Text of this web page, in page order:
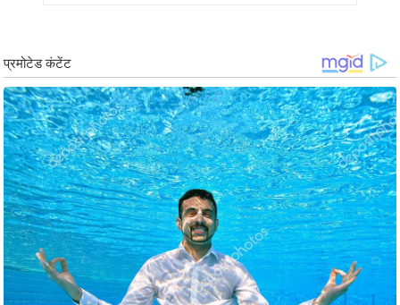
इ
फ
स्टा
इ
ल
टे
क्नॉ
लॉ
जी
ब्यू
टी